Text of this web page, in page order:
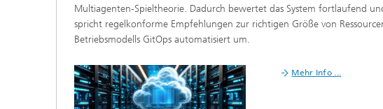
Multiagenten-Spieltheorie. Dadurch bewertet das System fortlaufend
spricht regelkonforme Empfehlungen zur richtigen Größe von
Betriebsmodells GitOps automatisiert um.
Mehr Info ...